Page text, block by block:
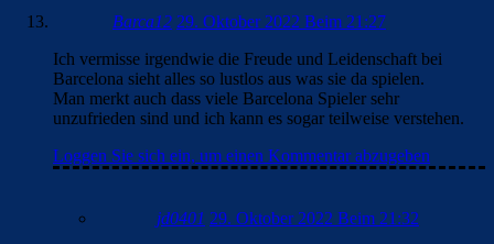
Barca12 29. Oktober 2022 Beim 21:27
Ich vermisse irgendwie die Freude und Leidenschaft bei
Barcelona sieht alles so lustlos aus was sie da spielen.
Man merkt auch dass viele Barcelona Spieler sehr
unzufrieden sind und ich kann es sogar teilweise verstehen.
Loggen Sie sich ein, um einen Kommentar abzugeben
jd0401 29. Oktober 2022 Beim 21:32